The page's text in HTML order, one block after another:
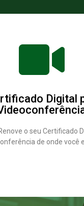
Digital
o seu Certificado
de onde você